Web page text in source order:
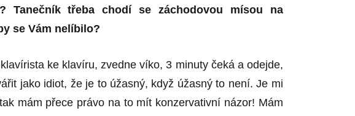
Tanečník třeba chodí se záchodovou mísou na
se Vám nelíbilo?
ke klavíru, zvedne víko, 3 minuty čeká a odejde,
jako idiot, že je to úžasný, když úžasný to není. Je mi
mám přece právo na to mít konzervativní názor! Mám